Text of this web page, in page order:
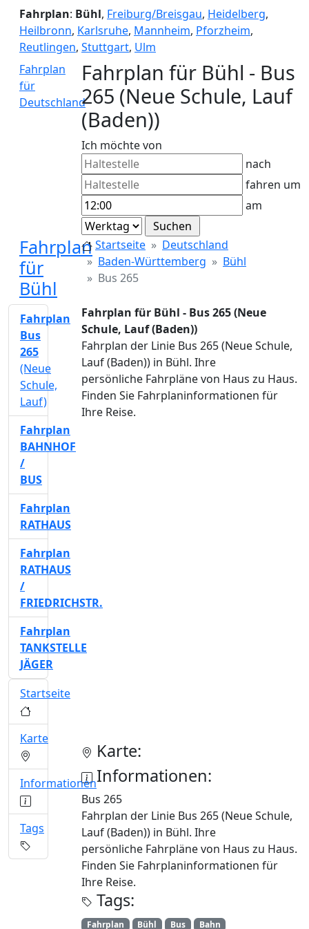
Fahrplan: Bühl, Freiburg/Breisgau, Heidelberg,
Heilbronn, Karlsruhe, Mannheim, Pforzheim,
Reutlingen, Stuttgart, Ulm
Fahrplan
für
Deutschland
Fahrplan für Bühl - Bus
265 (Neue Schule, Lauf
(Baden))
Ich möchte von
nach
fahren um
am
Fahrplan
für
Bühl
Startseite
Deutschland
Baden-Württemberg
Bühl
Bus 265
Fahrplan für Bühl - Bus 265 (Neue
Schule, Lauf (Baden))
Fahrplan der Linie Bus 265 (Neue Schule,
Lauf (Baden)) in Bühl. Ihre
persönliche Fahrpläne von Haus zu Haus.
Finden Sie Fahrplaninformationen für
Ihre Reise.
Karte:
Informationen:
Bus 265
Fahrplan der Linie Bus 265 (Neue Schule,
Lauf (Baden)) in Bühl. Ihre
persönliche Fahrpläne von Haus zu Haus.
Finden Sie Fahrplaninformationen für
Ihre Reise.
Tags:
Fahrplan Bühl Bus Bahn
Fahrplan
Bus
265
(Neue
Schule,
Lauf)
Fahrplan
BAHNHOF
/
BUS
Fahrplan
RATHAUS
Fahrplan
RATHAUS
/
FRIEDRICHSTR.
Fahrplan
TANKSTELLE
JÄGER
Startseite
Karte
Informationen
Tags